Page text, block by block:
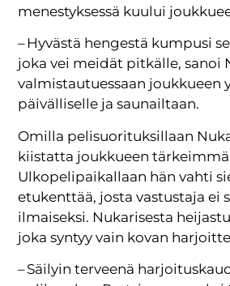
menestyksessä kuului
– Hyvästä hengestä kumpusi
joka vei meidät pitkälle, sanoi
valmistautuessaan joukkueen
päivälliselle ja saunailtaan.
Omilla pelisuorituksillaan
kiistatta joukkueen
Ulkopelipaikallaan hän vahti
etukenttää, josta vastustaja ei
ilmaiseksi. Nukarisesta
joka syntyy vain kovan
– Säilyin terveenä